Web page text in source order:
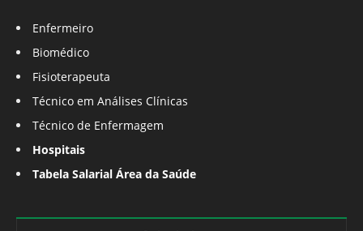
Enfermeiro
Biomédico
Fisioterapeuta
Técnico em Análises Clínicas
Técnico de Enfermagem
Hospitais
Tabela Salarial Área da Saúde